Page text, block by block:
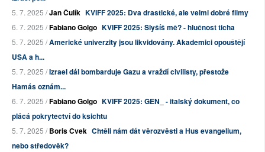
5. 7. 2025 /Jan Čulík KVIFF 2025: Dva drastické, ale velmi dobré filmy
6. 7. 2025 /Fabiano Golgo KVIFF 2025: Slyšíš mě? - hlučnost ticha
5. 7. 2025 /Americké univerzity jsou likvidovány. Akademici opouštějí
USA a h...
5. 7. 2025 /Izrael dál bombarduje Gazu a vraždí civilisty, přestože
Hamás oznám...
6. 7. 2025 /Fabiano Golgo KVIFF 2025: GEN_ - italský dokument, co
plácá pokrytectví do ksichtu
5. 7. 2025 /Boris Cvek Chtěli nám dát věrozvěsti a Hus evangelium,
nebo středověk?